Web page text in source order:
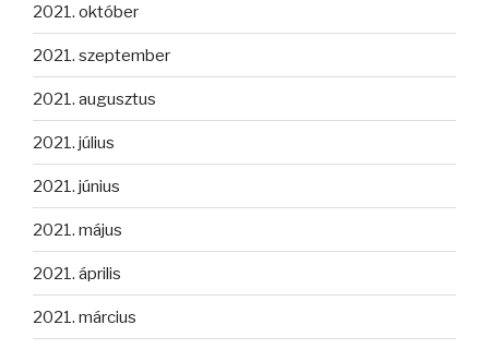
2021. október
2021. szeptember
2021. augusztus
2021. július
2021. június
2021. május
2021. április
2021. március